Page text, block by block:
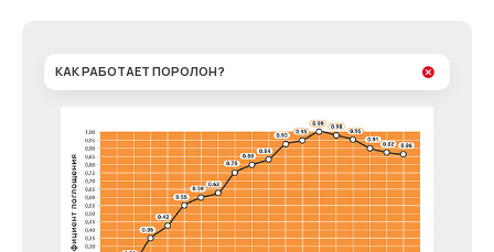
КАК РАБОТАЕТ ПОРОЛОН?